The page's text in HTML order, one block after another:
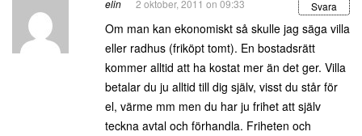
elin 2 oktober, 2011 on 09:33 Svara
Om man kan ekonomiskt så skulle jag säga villa
eller radhus (friköpt tomt). En bostadsrätt
kommer alltid att ha kostat mer än det ger. Villa
betalar du ju alltid till dig själv, visst du står för
el, värme mm men du har ju frihet att själv
teckna avtal och förhandla. Friheten och